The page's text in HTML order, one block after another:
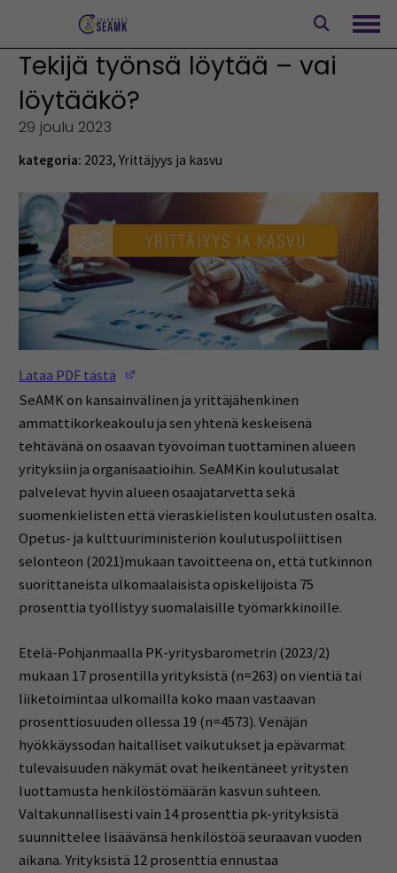
Tekijä työnsä löytää – vai
löytääkö?
29 joulu 2023
kategoria: 2023, Yrittäjyys ja kasvu
Lataa PDF tästä
SeAMK on kansainvälinen ja yrittäjähenkinen
ammattikorkeakoulu ja sen yhtenä keskeisenä
tehtävänäon osaavan työvoiman tuottaminen alueen
yrityksiin ja organisaatioihin. SeAMKin koulutusalat
palvelevat hyvin alueen osaajatarvetta sekä
suomenkielisten että vieraskielisten koulutusten osalta.
Opetus- ja kulttuuriministeriön koulutuspoliittisen
selonteon (2021)mukaan tavoitteena on, että tutkinnon
suorittaneista ulkomaalaisista opiskelijoista 75
prosenttia työllistyy suomalaisille työmarkkinoille.
Etelä-Pohjanmaalla PK-yritysbarometrin (2023/2)
mukaan 17prosentilla yrityksistä (n=263)on vientiä tai
liiketoimintaa ulkomailla koko maan vastaavan
prosenttiosuuden ollessa 19 (n=4573).Venäjän
hyökkäyssodan haitalliset vaikutukset ja epävarmat
tulevaisuuden näkymät ovat heikentäneet yritysten
luottamusta henkilöstömäärän kasvun suhteen.
Valtakunnallisesti vain 14 prosenttia pk-yrityksistä
suunnittelee lisäävänsä henkilöstöäseuraavan vuoden
aikana.Yrityksistä 12 prosenttiaennustaa